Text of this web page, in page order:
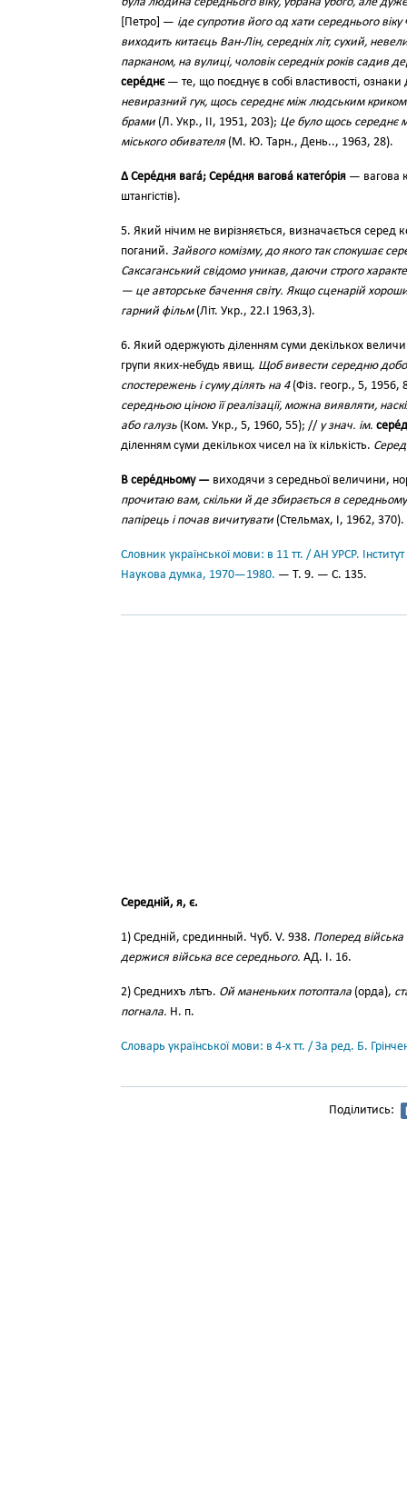
[Петро] — іде супротив його од хати середнього віку
виходить китаєць Ван-Лін, середніх літ, сухий,
парканом, на вулиці, чоловік середніх років садив
сере́днє— те, що поєднує в собі властивості, ознаки
невиразний гук, щось середнє між людським криком
брами (Л. Укр., II, 1951, 203); Це було щось середнє
міського обивателя (М. Ю. Тарн., День.., 1963, 28).
∆ Сере́дня вага́; Сере́дня вагова́ катего́рія — вагова
штангістів).
5. Який нічим не вирізняється, визначається серед
поганий. Зайвого комізму, до якого так спокушає
Саксаганський свідомо уникав, даючи строго
— це авторське бачення світу. Якщо сценарій
гарний фільм(Літ. Укр., 22.I 1963,3).
6. Який одержують діленням суми декількох
групи яких-небудь явищ. Щоб вивести середню
спостережень і суму ділять на 4(Фіз. геогр., 5, 1956,
середньою ціною її реалізації, можна виявляти,
або галузь (Ком. Укр., 5, 1960, 55); // у знач. ім.
діленням суми декількох чисел на їх кількість.
В сере́дньому — виходячи з середньої величини,
прочитаю вам, скільки й де збирається в
папірець і почав вичитувати (Стельмах, І, 1962, 370).
Словник української мови: в 11 тт. / АН УРСР.
Наукова думка, 1970—1980. — Т. 9. — С. 135.
Середній, я, є.
1) Средній, срединный. Чуб. V. 938. Поперед війська
держися війська все середнього. АД. І. 16.
2) Среднихъ лѣтъ. Ой маненьких потоптала (орда),
погнала. Н. п.
Словарь української мови: в 4-х тт. / За ред. Б.
Поділитись: